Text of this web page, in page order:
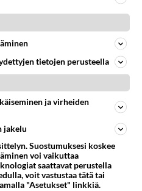
jättää oman osuuden
toimi koskaan.
Kommentoi
tietojen perusteella
ja virheiden
jakelu
Suostumuksesi koskee
voi vaikuttaa
saattavat perustella
voit vastustaa tätä tai
"Asetukset" linkkiä.